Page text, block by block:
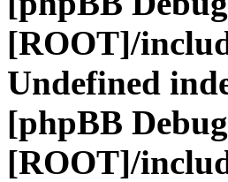
[ROOT]/
Undefined
[phpBB
[ROOT]/